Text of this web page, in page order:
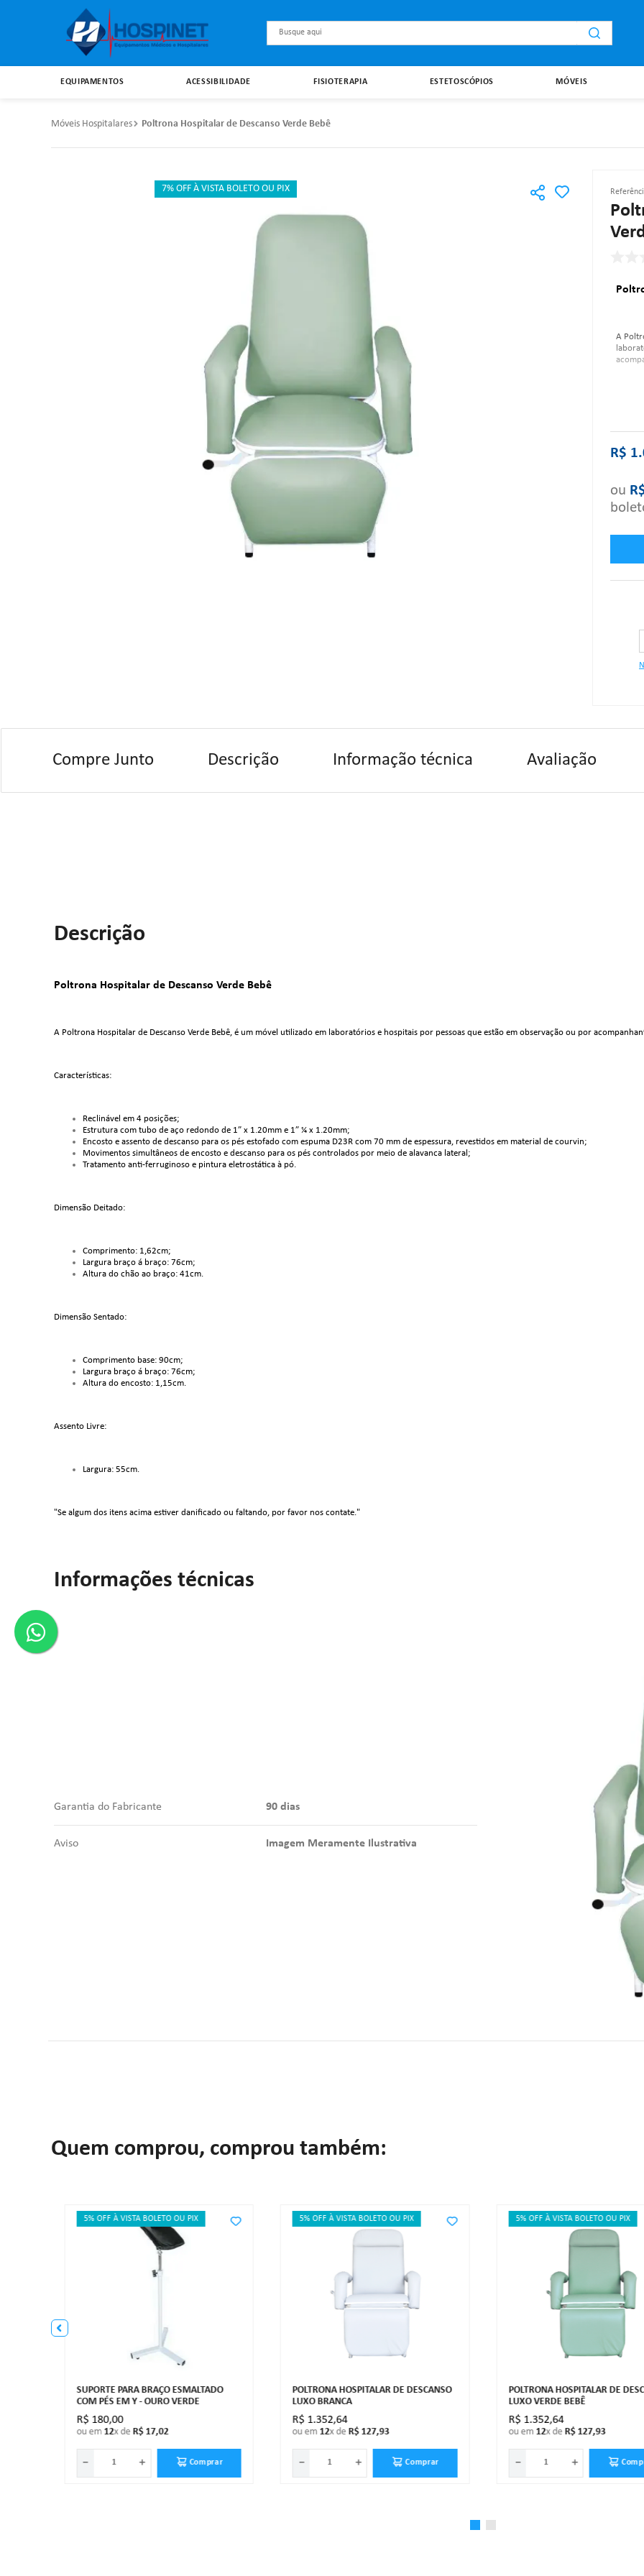
Busque aqui
EQUIPAMENTOS ACESSIBILIDADE FISIOTERAPIA ESTETOSCÓPIOS MÓVEIS
Móveis Hospitalares Poltrona Hospitalar de Descanso Verde Bebê
7% OFF À VISTA BOLETO OU PIX
A
R$ 1.
ou
Compre Junto Descrição Informação técnica Avaliação
Descrição
Poltrona Hospitalar de Descanso Verde Bebê
A Poltrona Hospitalar de Descanso Verde Bebê, é um móvel utilizado em laboratórios e hospitais por pessoas que estão em observação ou por
Características:
Reclinável em 4 posições;
Estrutura com tubo de aço redondo de 1” x 1.20mm e 1” ¼ x 1.20mm;
Encosto e assento de descanso para os pés estofado com espuma D23R com 70 mm de espessura, revestidos em material de courvin;
Movimentos simultâneos de encosto e descanso para os pés controlados por meio de alavanca lateral;
Tratamento anti-ferruginoso e pintura eletrostática à pó.
Dimensão Deitado:
Comprimento: 1,62cm;
Largura braço á braço: 76cm;
Altura do chão ao braço: 41cm.
Dimensão Sentado:
Comprimento base: 90cm;
Largura braço á braço: 76cm;
Altura do encosto: 1,15cm.
Assento Livre:
Largura: 55cm.
"Se algum dos itens acima estiver danificado ou faltando, por favor nos contate."
Informações técnicas
Garantia do Fabricante 90 dias
Aviso Imagem Meramente Ilustrativa
Quem comprou, comprou também:
5% OFF À VISTA BOLETO OU PIX
SUPORTE PARA BRAÇO ESMALTADO
COM PÉS EM Y - OURO VERDE
R$ 180,00
ou em 12x de R$ 17,02
＋
－ Comprar
5% OFF À VISTA BOLETO OU PIX
POLTRONA HOSPITALAR DE DESCANSO
LUXO BRANCA
R$ 1.352,64
ou em12x deR$ 127,93
＋
－ Comprar
5% OFF À VISTA BOLETO OU PIX
POLTRONA HOSPITALAR DE
LUXO VERDE BEBÊ
R$ 1.352,64
ou em 12x de R$ 127,93
＋
－